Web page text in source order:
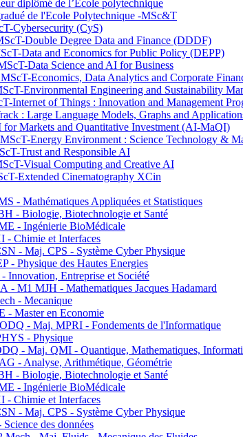
diplômé de l’École polytechnique
de l'Ecole Polytechnique -MSc&T
Cybersecurity (CyS)
Double Degree Data and Finance (DDDF)
Data and Economics for Public Policy (DEPP)
Data Science and AI for Business
Economics, Data Analytics and Corporate
Environmental Engineering and Sustainability
Internet of Things : Innovation and Management
: Large Language Models, Graphs and
Markets and Quantitative Investment (AI-MaQI)
Energy Environment : Science Technology &
Trust and Responsible AI
Visual Computing and Creative AI
Extended Cinematography XCin
- Mathématiques Appliquées et Statistiques
- Biologie, Biotechnologie et Santé
- Ingénierie BioMédicale
Chimie et Interfaces
- Maj. CPS - Système Cyber Physique
- Physique des Hautes Energies
Innovation, Entreprise et Société
M1 MJH - Mathematiques Jacques Hadamard
- Mecanique
Master en Economie
- Maj. MPRI - Fondements de l'Informatique
- Physique
- Maj. QMI - Quantique, Mathematiques,
- Analyse, Arithmétique, Géométrie
- Biologie, Biotechnologie et Santé
- Ingénierie BioMédicale
Chimie et Interfaces
- Maj. CPS - Système Cyber Physique
des données